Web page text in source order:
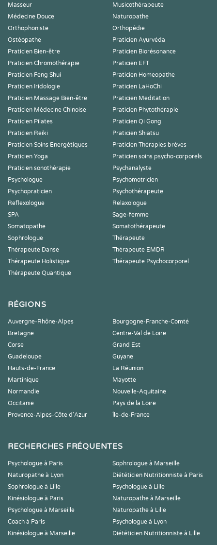
Masseur
Musicothérapeute
Médecine Douce
Naturopathe
Orthophoniste
Orthopédie
Ostéopathe
Praticien Ayurvéda
Praticien Bien-être
Praticien Biorésonance
Praticien Chromothérapie
Praticien EFT
Praticien Feng Shui
Praticien Homeopathe
Praticien Iridologie
Praticien LaHoChi
Praticien Massage Bien-être
Praticien Meditation
Praticien Médecine Chinoise
Praticien Phytothérapie
Praticien Pilates
Praticien Qi Gong
Praticien Reiki
Praticien Shiatsu
Praticien Soins Energétiques
Praticien Thérapies brèves
Praticien Yoga
Praticien soins psycho-corporels
Praticien sonothérapie
Psychanalyste
Psychologue
Psychomotricien
Psychopraticien
Psychothérapeute
Reflexologue
Relaxologue
SPA
Sage-femme
Somatopathe
Somatothérapeute
Sophrologue
Thérapeute
Thérapeute Danse
Thérapeute EMDR
Thérapeute Holistique
Thérapeute Psychocorporel
Thérapeute Quantique
RÉGIONS
Auvergne-Rhône-Alpes
Bourgogne-Franche-Comté
Bretagne
Centre-Val de Loire
Corse
Grand Est
Guadeloupe
Guyane
Hauts-de-France
La Réunion
Martinique
Mayotte
Normandie
Nouvelle-Aquitaine
Occitanie
Pays de la Loire
Provence-Alpes-Côte d'Azur
Île-de-France
RECHERCHES FRÉQUENTES
Psychologue à Paris
Sophrologue à Marseille
Naturopathe à Lyon
Diététicien Nutritionniste à Paris
Sophrologue à Lille
Psychologue à Lille
Kinésiologue à Paris
Naturopathe à Marseille
Psychologue à Marseille
Naturopathe à Lille
Coach à Paris
Psychologue à Lyon
Kinésiologue à Marseille
Diététicien Nutritionniste à Lille